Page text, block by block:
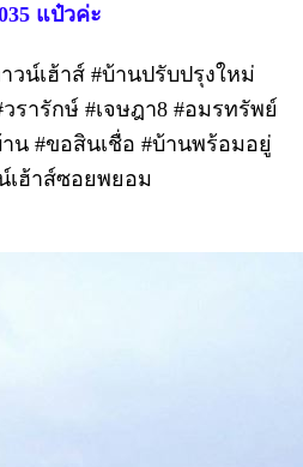
แป๋วค่ะ
น์เฮ้าส์ #บ้านปรับปรุงใหม่
รารักษ์ #เจษฎา8 #อมรทรัพย์
น #ขอสินเชื่อ #บ้านพร้อมอยู่
เฮ้าส์ซอยพยอม